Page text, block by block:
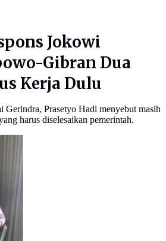
Jokowi
Gibran Dua
Kerja Dulu
Gerindra, Prasetyo Hadi menyebut masih
harus diselesaikan pemerintah.